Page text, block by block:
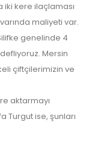
iki kere ilaçlaması
maliyeti var.
genelinde 4
Mersin
çiftçilerimizin ve
aktarmayı
Turgut ise, şunları